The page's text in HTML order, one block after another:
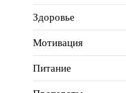
Здоровье
Мотивация
Питание